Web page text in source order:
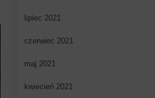
lipiec 2021
czerwiec 2021
maj 2021
kwiecień 2021